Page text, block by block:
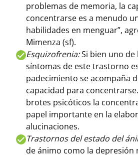
problemas de memoria, la
concentrarse es a menudo
habilidades en menguar”,
Mimenza (sf).
Esquizofrenia:Si bien uno de
síntomas de este trastorno
padecimiento se acompaña
capacidad para
brotes psicóticos la
papel importante en la
alucinaciones.
Trastornos del estado del
de ánimo como la depresión